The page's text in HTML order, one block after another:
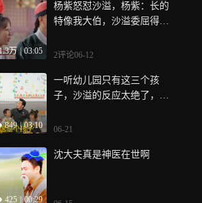
万 03:05
杨紫怒怼沙溢，杨紫：长的
特像我大伯，沙溢委屈得快
2评论06-12
849 | 03:10
一听幼儿园只有这三个孩
子，沙溢的反应太绝了，开
06-21
425 00:29
沈大夫真是神医在世啊